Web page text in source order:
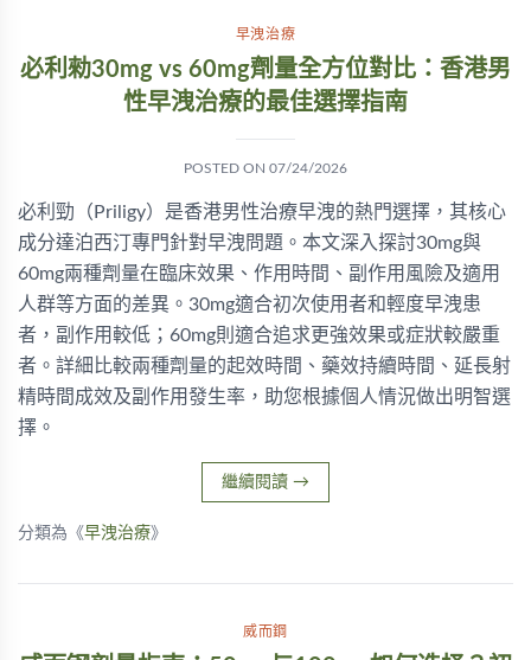
早洩治療
必利勑30mg vs 60mg劑量全方位對比：香港男
性早洩治療的最佳選擇指南
POSTED ON 07/24/2026
必利勁（Priligy）是香港男性治療早洩的熱門選擇，其核心
成分達泊西汀專門針對早洩問題。本文深入探討30mg與
60mg兩種劑量在臨床效果、作用時間、副作用風險及適用
人群等方面的差異。30mg適合初次使用者和輕度早洩患
者，副作用較低；60mg則適合追求更強效果或症狀較嚴重
者。詳細比較兩種劑量的起效時間、藥效持續時間、延長射
精時間成效及副作用發生率，助您根據個人情況做出明智選
擇。
繼續閱讀 →
分類為《早洩治療》
威而鋼